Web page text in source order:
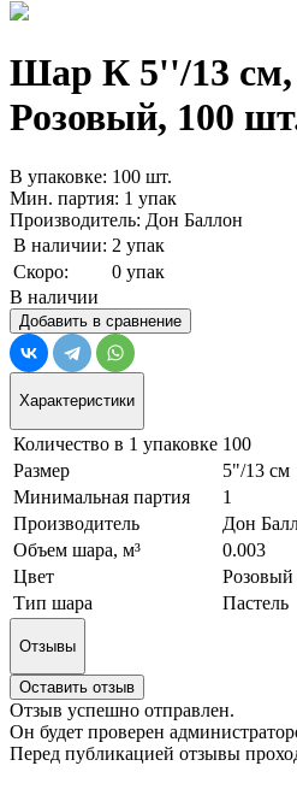
Шар К 5''/13 см,
Розовый, 100
В упаковке: 100 шт.
Мин. партия: 1 упак
Производитель: Дон Баллон
В наличии: 2 упак
Скоро:
0 упак
В наличии
Добавить в сравнение
Характеристики
Количество в 1 упаковке 100
Размер
5"/13 см
Минимальная партия
1
Производитель
Дон
Объем шара, м³
0.003
Цвет
Розовый
Тип шара
Пастель
Отзывы
Оставить отзыв
Отзыв успешно отправлен.
Он будет проверен
Перед публикацией отзывы